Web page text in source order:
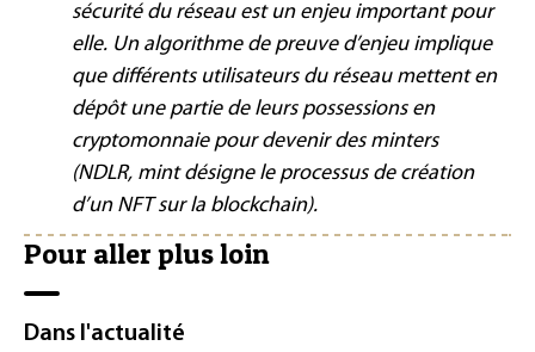
sécurité du réseau est un enjeu important pour
elle. Un algorithme de preuve d’enjeu implique
que différents utilisateurs du réseau mettent en
dépôt une partie de leurs possessions en
cryptomonnaie pour devenir des minters
(NDLR, mint désigne le processus de création
d’un NFT sur la blockchain).
Pour aller plus loin
Dans l'actualité